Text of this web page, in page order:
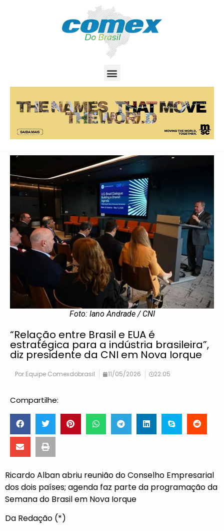
Foto: Iano Andrade / CNI
“Relação entre Brasil e EUA é
estratégica para a indústria brasileira”,
diz presidente da CNI em Nova Iorque
Por Equipe Comexdobrasil 11/05/2026 22:05
Compartilhe:
Ricardo Alban abriu reunião do Conselho Empresarial
dos dois países; agenda faz parte da programação da
Semana do Brasil em Nova Iorque
Da Redação (*)